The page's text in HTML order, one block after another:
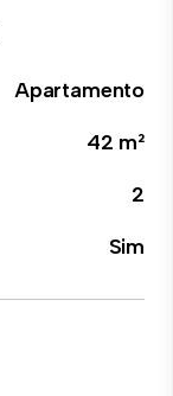
Apartamento
42 m²
2
Sim